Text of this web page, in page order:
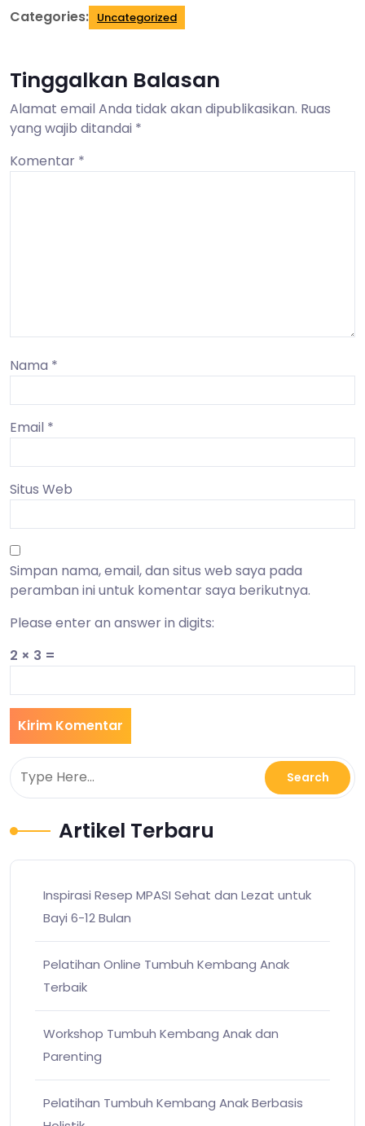
Categories: Uncategorized
Tinggalkan Balasan
Alamat email Anda tidak akan dipublikasikan. Ruas
yang wajib ditandai *
Komentar *
Nama *
Email *
Situs Web
Simpan nama, email, dan situs web saya pada
peramban ini untuk komentar saya berikutnya.
Please enter an answer in digits:
2 × 3 =
Artikel Terbaru
Inspirasi Resep MPASI Sehat dan Lezat untuk
Bayi 6-12 Bulan
Pelatihan Online Tumbuh Kembang Anak
Terbaik
Workshop Tumbuh Kembang Anak dan
Parenting
Pelatihan Tumbuh Kembang Anak Berbasis